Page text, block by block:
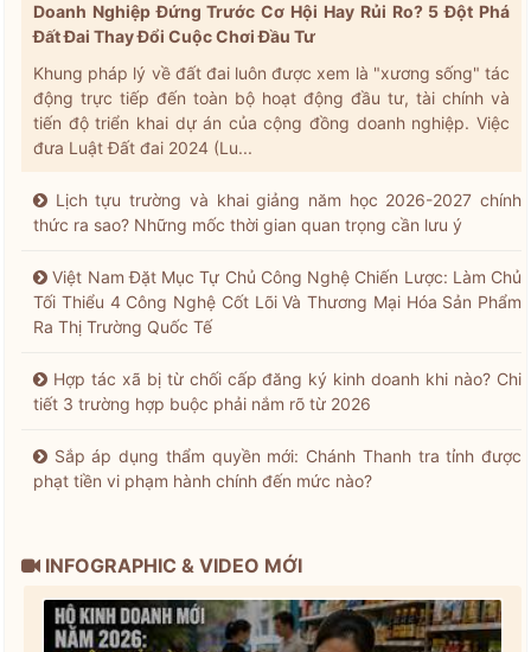
Doanh Nghiệp Đứng Trước Cơ Hội Hay Rủi Ro? 5 Đột Phá
Đất Đai Thay Đổi Cuộc Chơi Đầu Tư
Khung pháp lý về đất đai luôn được xem là "xương sống" tác
động trực tiếp đến toàn bộ hoạt động đầu tư, tài chính và
tiến độ triển khai dự án của cộng đồng doanh nghiệp. Việc
đưa Luật Đất đai 2024 (Lu...
Lịch tựu trường và khai giảng năm học 2026-2027 chính
thức ra sao? Những mốc thời gian quan trọng cần lưu ý
Việt Nam Đặt Mục Tự Chủ Công Nghệ Chiến Lược: Làm Chủ
Tối Thiểu 4 Công Nghệ Cốt Lõi Và Thương Mại Hóa Sản Phẩm
Ra Thị Trường Quốc Tế
Hợp tác xã bị từ chối cấp đăng ký kinh doanh khi nào? Chi
tiết 3 trường hợp buộc phải nắm rõ từ 2026
Sắp áp dụng thẩm quyền mới: Chánh Thanh tra tỉnh được
phạt tiền vi phạm hành chính đến mức nào?
INFOGRAPHIC & VIDEO MỚI